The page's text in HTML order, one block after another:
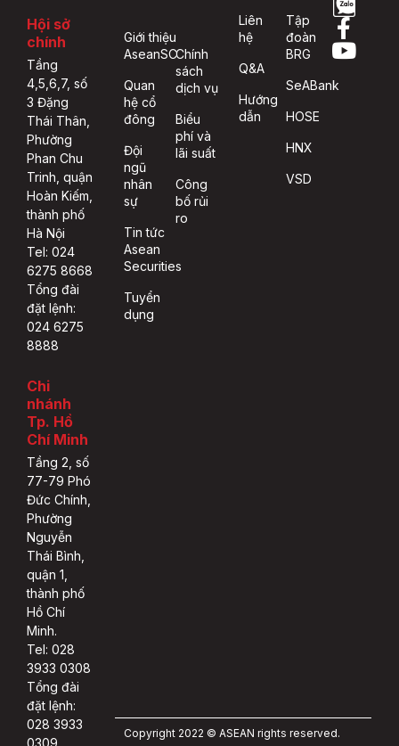
Hội sở
chính
Tầng
4,5,6,7, số
3 Đặng
Thái Thân,
Phường
Phan Chu
Trinh, quận
Hoàn Kiếm,
thành phố
Hà Nội
Tel: 024
6275 8668
Tổng đài
đặt lệnh:
024 6275
8888
Chi
nhánh
Tp. Hồ
Chí Minh
Tầng 2, số
77-79 Phó
Đức Chính,
Phường
Nguyễn
Thái Bình,
quận 1,
thành phố
Hồ Chí
Minh.
Tel: 028
3933 0308
Tổng đài
đặt lệnh:
028 3933
Giới thiệu
AseanSC
Quan
hệ cổ
đông
Đội
ngũ
nhân
sự
Tin tức
Asean
Securities
Tuyển
dụng
Chính
sách
dịch vụ
Biểu
phí và
lãi suất
Công
bố rủi
ro
Liên
hệ
Q&A
Hướng
dẫn
Tập
đoàn
BRG
SeABank
HOSE
HNX
VSD
Copyright 2022 © ASEAN rights reserved.